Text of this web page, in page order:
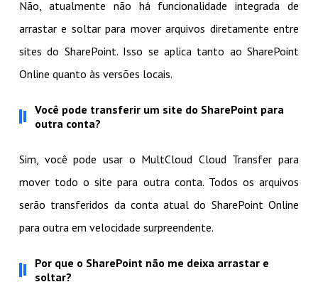
Não, atualmente não há funcionalidade integrada de
arrastar e soltar para mover arquivos diretamente entre
sites do SharePoint. Isso se aplica tanto ao SharePoint
Online quanto às versões locais.
Você pode transferir um site do SharePoint para
outra conta?
Sim, você pode usar o MultCloud Cloud Transfer para
mover todo o site para outra conta. Todos os arquivos
serão transferidos da conta atual do SharePoint Online
para outra em velocidade surpreendente.
Por que o SharePoint não me deixa arrastar e
soltar?